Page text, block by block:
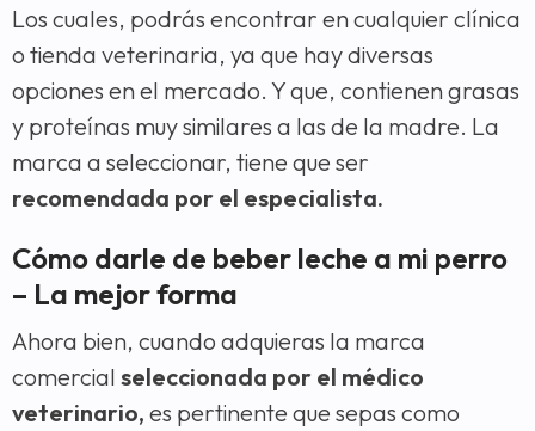
Los cuales, podrás encontrar en cualquier clínica
o tienda veterinaria, ya que hay diversas
opciones en el mercado. Y que, contienen grasas
y proteínas muy similares a las de la madre. La
marca a seleccionar, tiene que ser
recomendada por el especialista.
Cómo darle de beber leche a mi perro
– La mejor forma
Ahora bien, cuando adquieras la marca
comercial seleccionada por el médico
veterinario, es pertinente que sepas como